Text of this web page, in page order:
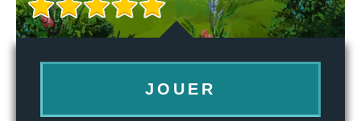
JOUER